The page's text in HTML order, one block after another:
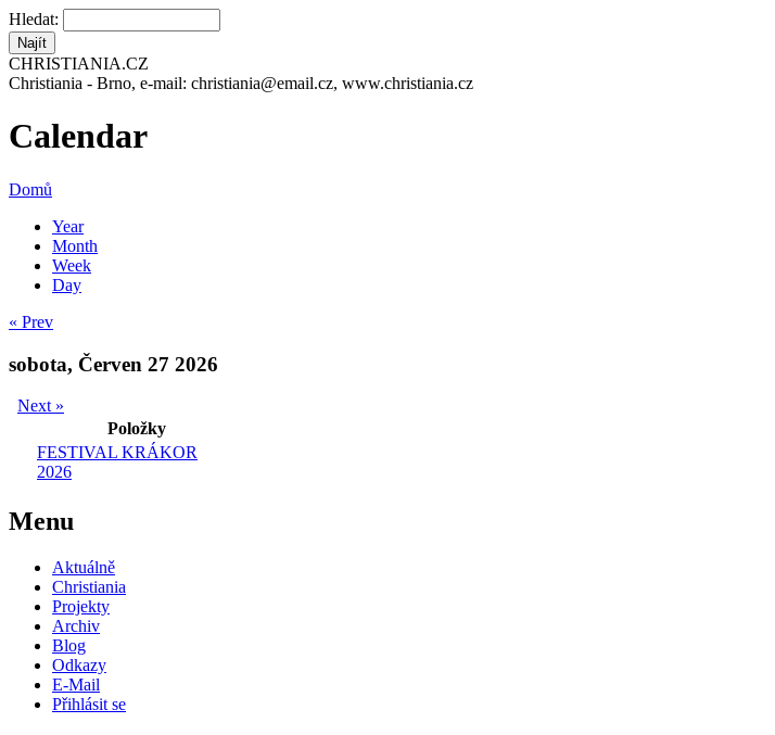
Hledat:
CHRISTIANIA.CZ
Christiania - Brno, e-mail: christiania@email.cz, www.christiania.cz
Calendar
Domů
Year
Month
Week
Day
« Prev
sobota, Červen 27 2026
Next »
Položky
FESTIVAL KRÁKOR
2026
Menu
Aktuálně
Christiania
Projekty
Archiv
Blog
Odkazy
E-Mail
Přihlásit se